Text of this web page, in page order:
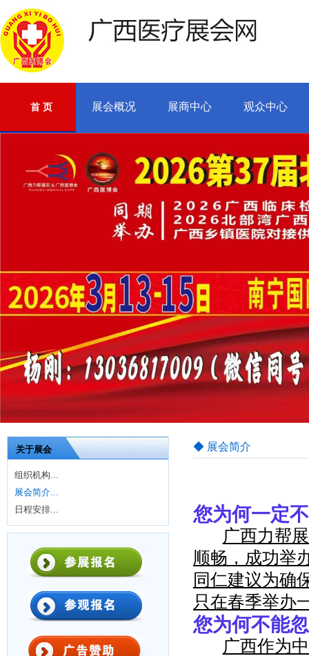
首 页 展会概况 展商中心 观众中心
关于展会
组织机构...
展会简介...
日程安排...
◆ 展会简介
您为何一定
广西力帮
顺畅，成功举
同仁建议为确
只在春季举办
您为何不能
广西作为